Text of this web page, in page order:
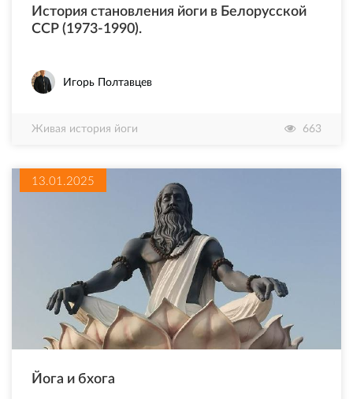
История становления йоги в Белорусской
ССР (1973-1990).
Игорь Полтавцев
Живая история йоги 663
Йога и бхога
13.01.2025